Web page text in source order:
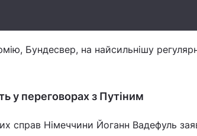
Бундесвер, на найсильнішу
у переговорах з Путіним
справ Німеччини Йоганн Вадефуль